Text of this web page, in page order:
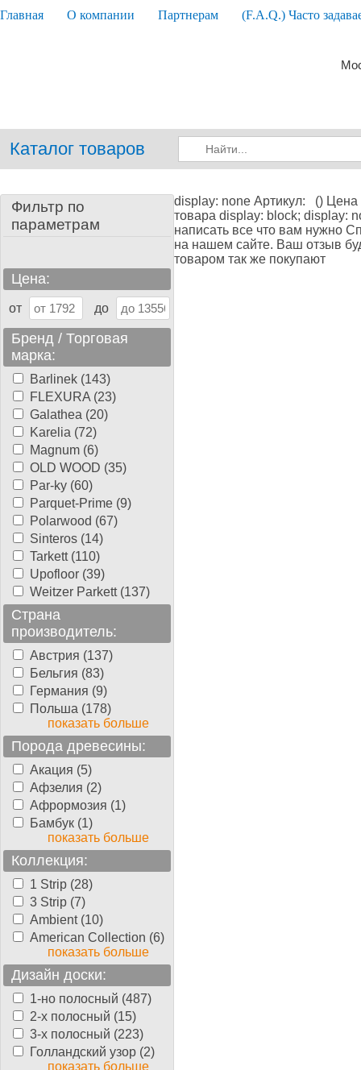
Главная О компании Партнерам (F.A.Q.) Часто
Каталог товаров
Фильтр по
параметрам
Цена:
от до
Бренд / Торговая
марка:
Barlinek (143)
FLEXURA (23)
Galathea (20)
Karelia (72)
Magnum (6)
OLD WOOD (35)
Par-ky (60)
Parquet-Prime (9)
Polarwood (67)
Sinteros (14)
Tarkett (110)
Upofloor (39)
Weitzer Parkett (137)
Страна
производитель:
Австрия (137)
Бельгия (83)
Германия (9)
Польша (178)
показать больше
Порода древесины:
Акация (5)
Афзелия (2)
Афрормозия (1)
Бамбук (1)
показать больше
Коллекция:
1 Strip (28)
3 Strip (7)
Ambient (10)
American Collection (6)
показать больше
Дизайн доски:
1-но полосный (487)
2-х полосный (15)
3-х полосный (223)
Голландский узор (2)
показать больше
display: none Артикул: () Цена
товара display: block;
написать все что вам нужно
на нашем сайте. Ваш отзыв
товаром так же покупают